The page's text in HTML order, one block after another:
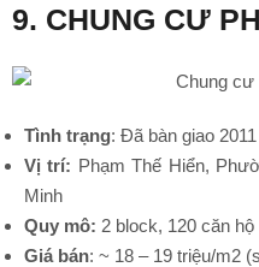
9. CHUNG CƯ
Tình trạng: Đã bàn giao 2011
Vị trí: Phạm Thế Hiển,
Minh
Quy mô: 2 block, 120 căn hộ
Giá bán: ~ 18 – 19 triệu/m2